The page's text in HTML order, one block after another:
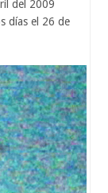
del 2009
días el 26 de